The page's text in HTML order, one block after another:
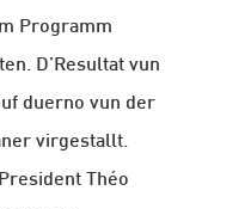
Programm
D’Resultat vun
duerno vun der
virgestallt.
Théo